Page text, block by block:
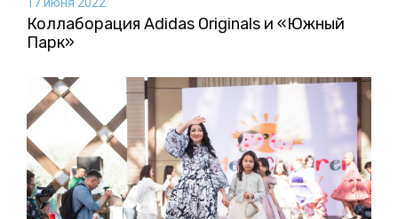
Коллаборация Аdidas Originals и «Южный
Парк»